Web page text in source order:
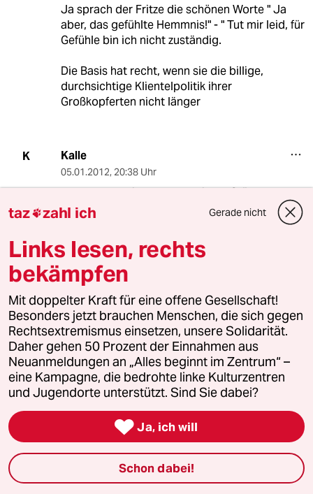
Ja sprach der Fritze die schönen Worte " Ja
aber, das gefühlte Hemmnis!" - " Tut mir leid, für
Gefühle bin ich nicht zuständig.
Die Basis hat recht, wenn sie die billige,
durchsichtige Klientelpolitik ihrer
Großkopferten nicht länger
K Kalle
05.01.2012, 20:38 Uhr
Also wer als Linker noch bei den Grünen
rumdümpelt... dem ist nicht mehr zu helfen. Die
Grüne Bundestagsfraktion hat geschlossen
gegen die Abschaffung der Rente mit 67 vor
der Winterpause gestimmt. Nicht einer schien
da bedenken zu haben. Grüner Kapitalismus
bleibt Kapitalismus!
meistkommentiert
1 Krise der Demokratie
AfD-Wählen als Triebabfuhr
2 Nein zum Zivildienst
Hinterlistiger Schritt der
Bundesregierung
taz zahl ich Gerade nicht
Links lesen, rechts
bekämpfen
Mit doppelter Kraft für eine offene Gesellschaft!
Besonders jetzt brauchen Menschen, die sich gegen
Rechtsextremismus einsetzen, unsere Solidarität.
Daher gehen 50 Prozent der Einnahmen aus
Neuanmeldungen an „Alles beginnt im Zentrum“ –
eine Kampagne, die bedrohte linke Kulturzentren
und Jugendorte unterstützt. Sind Sie dabei?
 Ja, ich will
Schon dabei!